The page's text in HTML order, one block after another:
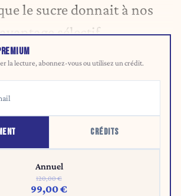
le sucre donnait à nos
sélectif.
la lecture, abonnez-vous ou utilisez un crédit.
CRÉDITS
Annuel
120,00 €
99,00 €